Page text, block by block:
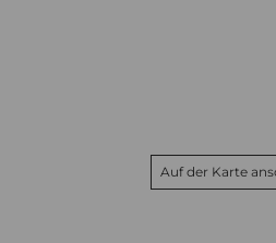
Auf der Karte